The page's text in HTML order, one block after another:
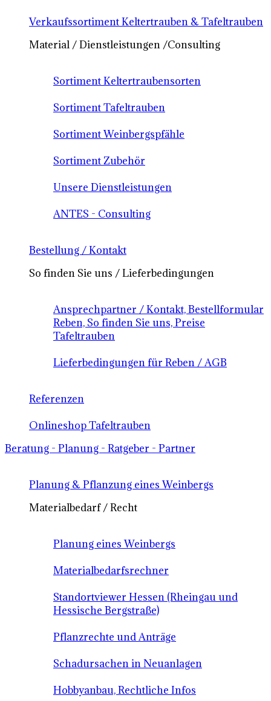
Verkaufssortiment Keltertrauben & Tafeltrauben
Material / Dienstleistungen /Consulting
Sortiment Keltertraubensorten
Sortiment Tafeltrauben
Sortiment Weinbergspfähle
Sortiment Zubehör
Unsere Dienstleistungen
ANTES - Consulting
Bestellung / Kontakt
So finden Sie uns / Lieferbedingungen
Ansprechpartner / Kontakt, Bestellformular
Reben, So finden Sie uns, Preise
Tafeltrauben
Lieferbedingungen für Reben / AGB
Referenzen
Onlineshop Tafeltrauben
Beratung - Planung - Ratgeber - Partner
Planung & Pflanzung eines Weinbergs
Materialbedarf / Recht
Planung eines Weinbergs
Materialbedarfsrechner
Standortviewer Hessen (Rheingau und
Hessische Bergstraße)
Pflanzrechte und Anträge
Schadursachen in Neuanlagen
Hobbyanbau, Rechtliche Infos